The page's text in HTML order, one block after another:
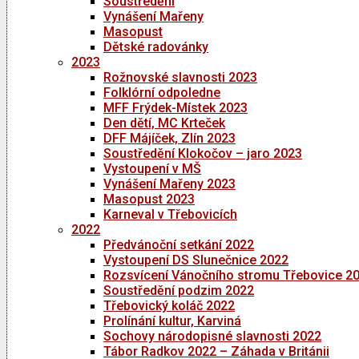
Vynášení Mařeny
Masopust
Dětské radovánky
2023
Rožnovské slavnosti 2023
Folklórní odpoledne
MFF Frýdek-Místek 2023
Den dětí, MC Krteček
DFF Májíček, Zlín 2023
Soustředění Klokočov – jaro 2023
Vystoupení v MŠ
Vynášení Mařeny 2023
Masopust 2023
Karneval v Třebovicích
2022
Předvánoční setkání 2022
Vystoupení DS Slunečnice 2022
Rozsvícení Vánočního stromu Třebovice
Soustředění podzim 2022
Třebovický koláč 2022
Prolínání kultur, Karviná
Sochovy národopisné slavnosti 2022
Tábor Radkov 2022 – Záhada v Británii